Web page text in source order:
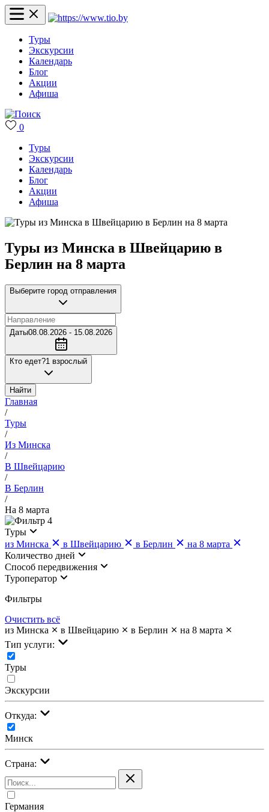
Туры
Экскурсии
Календарь
Блог
Акции
Афиша
0
Туры
Экскурсии
Календарь
Блог
Акции
Афиша
Туры из Минска в Швейцарию в
Берлин на 8 марта
Выберите город отправления
Даты08.08.2026 - 15.08.2026
Кто едет?1 взрослый
Найти
Главная
/
Туры
/
Из Минска
/
В Швейцарию
/
В Берлин
/
На 8 марта
4
Туры
из Минска
в Швейцарию в Берлин
на 8 марта
Количество дней
Cпособ передвижения
Туроператор
Фильтры
Очистить всё
из Минска
в Швейцарию в Берлин
на 8 марта
Тип услуги:
Туры
Экскурсии
Откуда:
Минск
Страна:
Германия